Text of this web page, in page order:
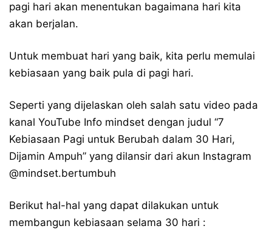
pagi hari akan menentukan bagaimana hari kita
akan berjalan.
Untuk membuat hari yang baik, kita perlu memulai
kebiasaan yang baik pula di pagi hari.
Seperti yang dijelaskan oleh salah satu video pada
kanal YouTube Info mindset dengan judul “7
Kebiasaan Pagi untuk Berubah dalam 30 Hari,
Dijamin Ampuh” yang dilansir dari akun Instagram
@mindset.bertumbuh
Berikut hal-hal yang dapat dilakukan untuk
membangun kebiasaan selama 30 hari :